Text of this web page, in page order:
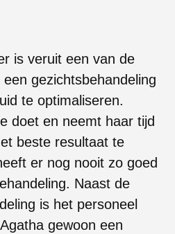
is veruit een van de
​​gezichtsbehandeling
te optimaliseren.
doet en neemt haar tijd
beste resultaat te
er nog nooit zo goed
Naast de
is het personeel
gewoon een